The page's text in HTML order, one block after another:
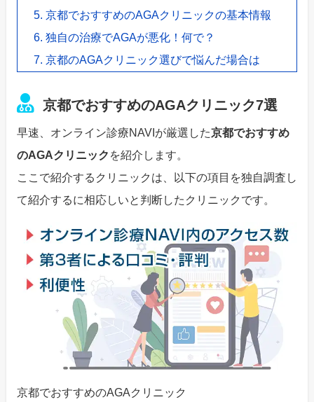
京都でおすすめのAGAクリニックの基本情報
独自の治療でAGAが悪化！何で？
京都のAGAクリニック選びで悩んだ場合は
京都でおすすめのAGAクリニック7選
早速、オンライン診療NAVIが厳選した京都でおすすめ
のAGAクリニック を紹介します。
ここで紹介するクリニックは、以下の項目を独自調査し
て紹介するに相応しいと判断したクリニックです。
京都でおすすめのAGAクリニック